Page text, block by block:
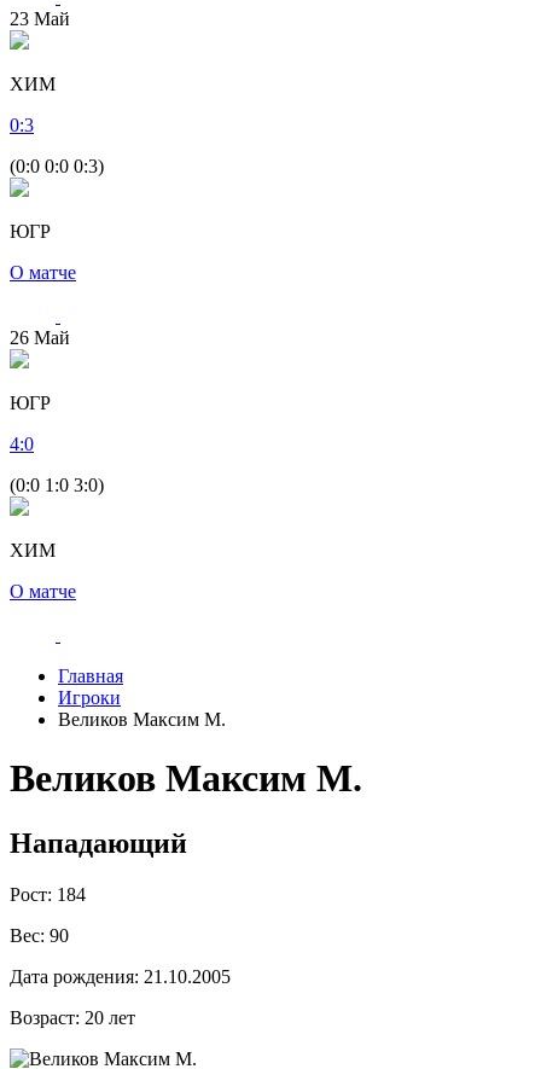
23 Май
ХИМ
0:3
(0:0 0:0 0:3)
ЮГР
О матче
26 Май
ЮГР
4:0
(0:0 1:0 3:0)
ХИМ
О матче
Главная
Игроки
Великов Максим М.
Великов Максим М.
Нападающий
Рост: 184
Вес: 90
Дата рождения: 21.10.2005
Возраст: 20 лет